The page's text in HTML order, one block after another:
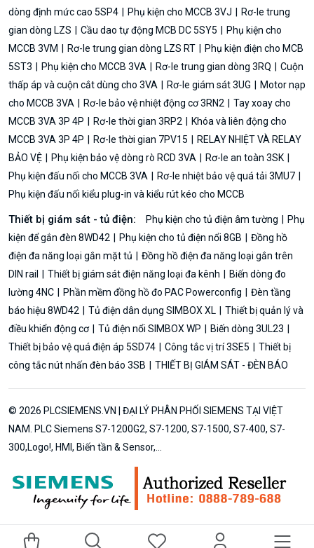
dòng định mức cao 5SP4
Phụ kiện cho MCCB 3VJ
Rơ-le trung
gian dòng LZS
Cầu dao tự động MCB DC 5SY5
Phụ kiện cho
MCCB 3VM
Rơ-le trung gian dòng LZS RT
Phụ kiện điện cho MCB
5ST3
Phụ kiện cho MCCB 3VA Rơ-le trung gian dòng 3RQ
Cuộn
thấp áp và cuộn cắt dùng cho 3VA
Rơ-le giám sát 3UG
Motor nạp
cho MCCB 3VA
Rơ-le bảo vệ nhiệt động cơ 3RN2
Tay xoay cho
MCCB 3VA 3P 4P
Rơ-le thời gian 3RP2
Khóa và liên động cho
MCCB 3VA 3P 4P
Rơ-le thời gian 7PV15
RELAY NHIỆT VÀ RELAY
BẢO VỆ
Phụ kiện bảo vệ dòng rò RCD 3VA
Rơ-le an toàn 3SK
Phụ kiện đấu nối cho MCCB 3VA
Rơ-le nhiệt bảo vệ quá tải 3MU7
Phụ kiện đấu nối kiểu plug-in và kiểu rút kéo cho MCCB
Thiết bị giám sát - tủ điện: Phụ kiện cho tủ điện âm tường
Phụ
kiện để gắn đèn 8WD42
Phụ kiện cho tủ điện nổi 8GB
Đồng hồ
điện đa năng loại gắn mặt tủ
Đồng hồ điện đa năng loại gắn trên
DIN rail
Thiết bị giám sát điện năng loại đa kênh
Biến dòng đo
lường 4NC
Phần mềm đồng hồ đo PAC Powerconfig
Đèn tầng
báo hiệu 8WD42
Tủ điện dân dụng SIMBOX XL
Thiết bị quản lý và
điều khiển động cơ
Tủ điện nổi SIMBOX WP
Biến dòng 3UL23
Thiết bị bảo vệ quá điện áp 5SD74
Công tắc vị trí 3SE5
Thiết bị
công tắc nút nhấn đèn báo 3SB
THIẾT BỊ GIÁM SÁT - ĐÈN BÁO
© 2026 PLCSIEMENS.VN | ĐẠI LÝ PHÂN PHỐI SIEMENS TẠI VIỆT
NAM. PLC Siemens S7-1200G2, S7-1200, S7-1500, S7-400, S7-
300,Logo!, HMI, Biến tần & Sensor,...